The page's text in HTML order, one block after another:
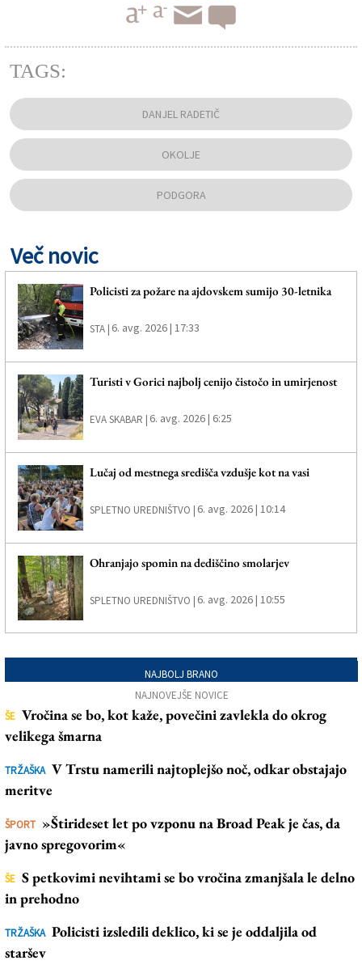
TAGS:
DANJEL RADETIČ
OKOLJE
PODGORA
Več novic
Policisti za požare na ajdovskem sumijo 30-letnika
STA | 6. avg. 2026 | 17:33
Turisti v Gorici najbolj cenijo čistočo in umirjenost
EVA SKABAR | 6. avg. 2026 | 6:25
Lučaj od mestnega središča vzdušje kot na vasi
SPLETNO UREDNIŠTVO | 6. avg. 2026 | 10:14
Ohranjajo spomin na dediščino smolarjev
SPLETNO UREDNIŠTVO | 6. avg. 2026 | 10:55
NAJBOLJ BRANO
NAJNOVEJŠE NOVICE
ŠE Vročina se bo, kot kaže, povečini zavlekla do okrog
velikega šmarna
TRŽAŠKA V Trstu namerili najtoplejšo noč, odkar obstajajo
meritve
ŠPORT »Štirideset let po vzponu na Broad Peak je čas, da
javno spregovorim«
ŠE S petkovimi nevihtami se bo vročina zmanjšala le delno
in prehodno
TRŽAŠKA Policisti izsledili deklico, ki se je oddaljila od
staršev